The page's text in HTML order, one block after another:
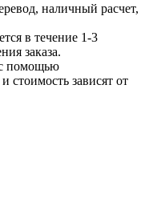
наличный расчет,
в течение 1-3
заказа.
помощью
стоимость зависят от